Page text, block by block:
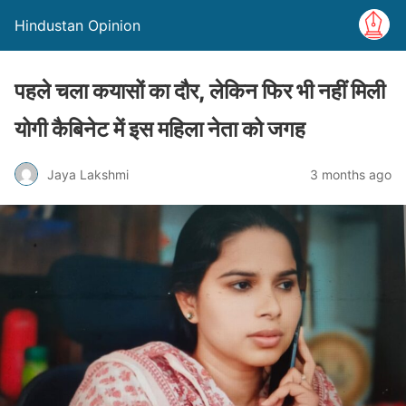
Hindustan Opinion
पहले चला कयासों का दौर, लेकिन फिर भी नहीं मिली
योगी कैबिनेट में इस महिला नेता को जगह
Jaya Lakshmi 3 months ago